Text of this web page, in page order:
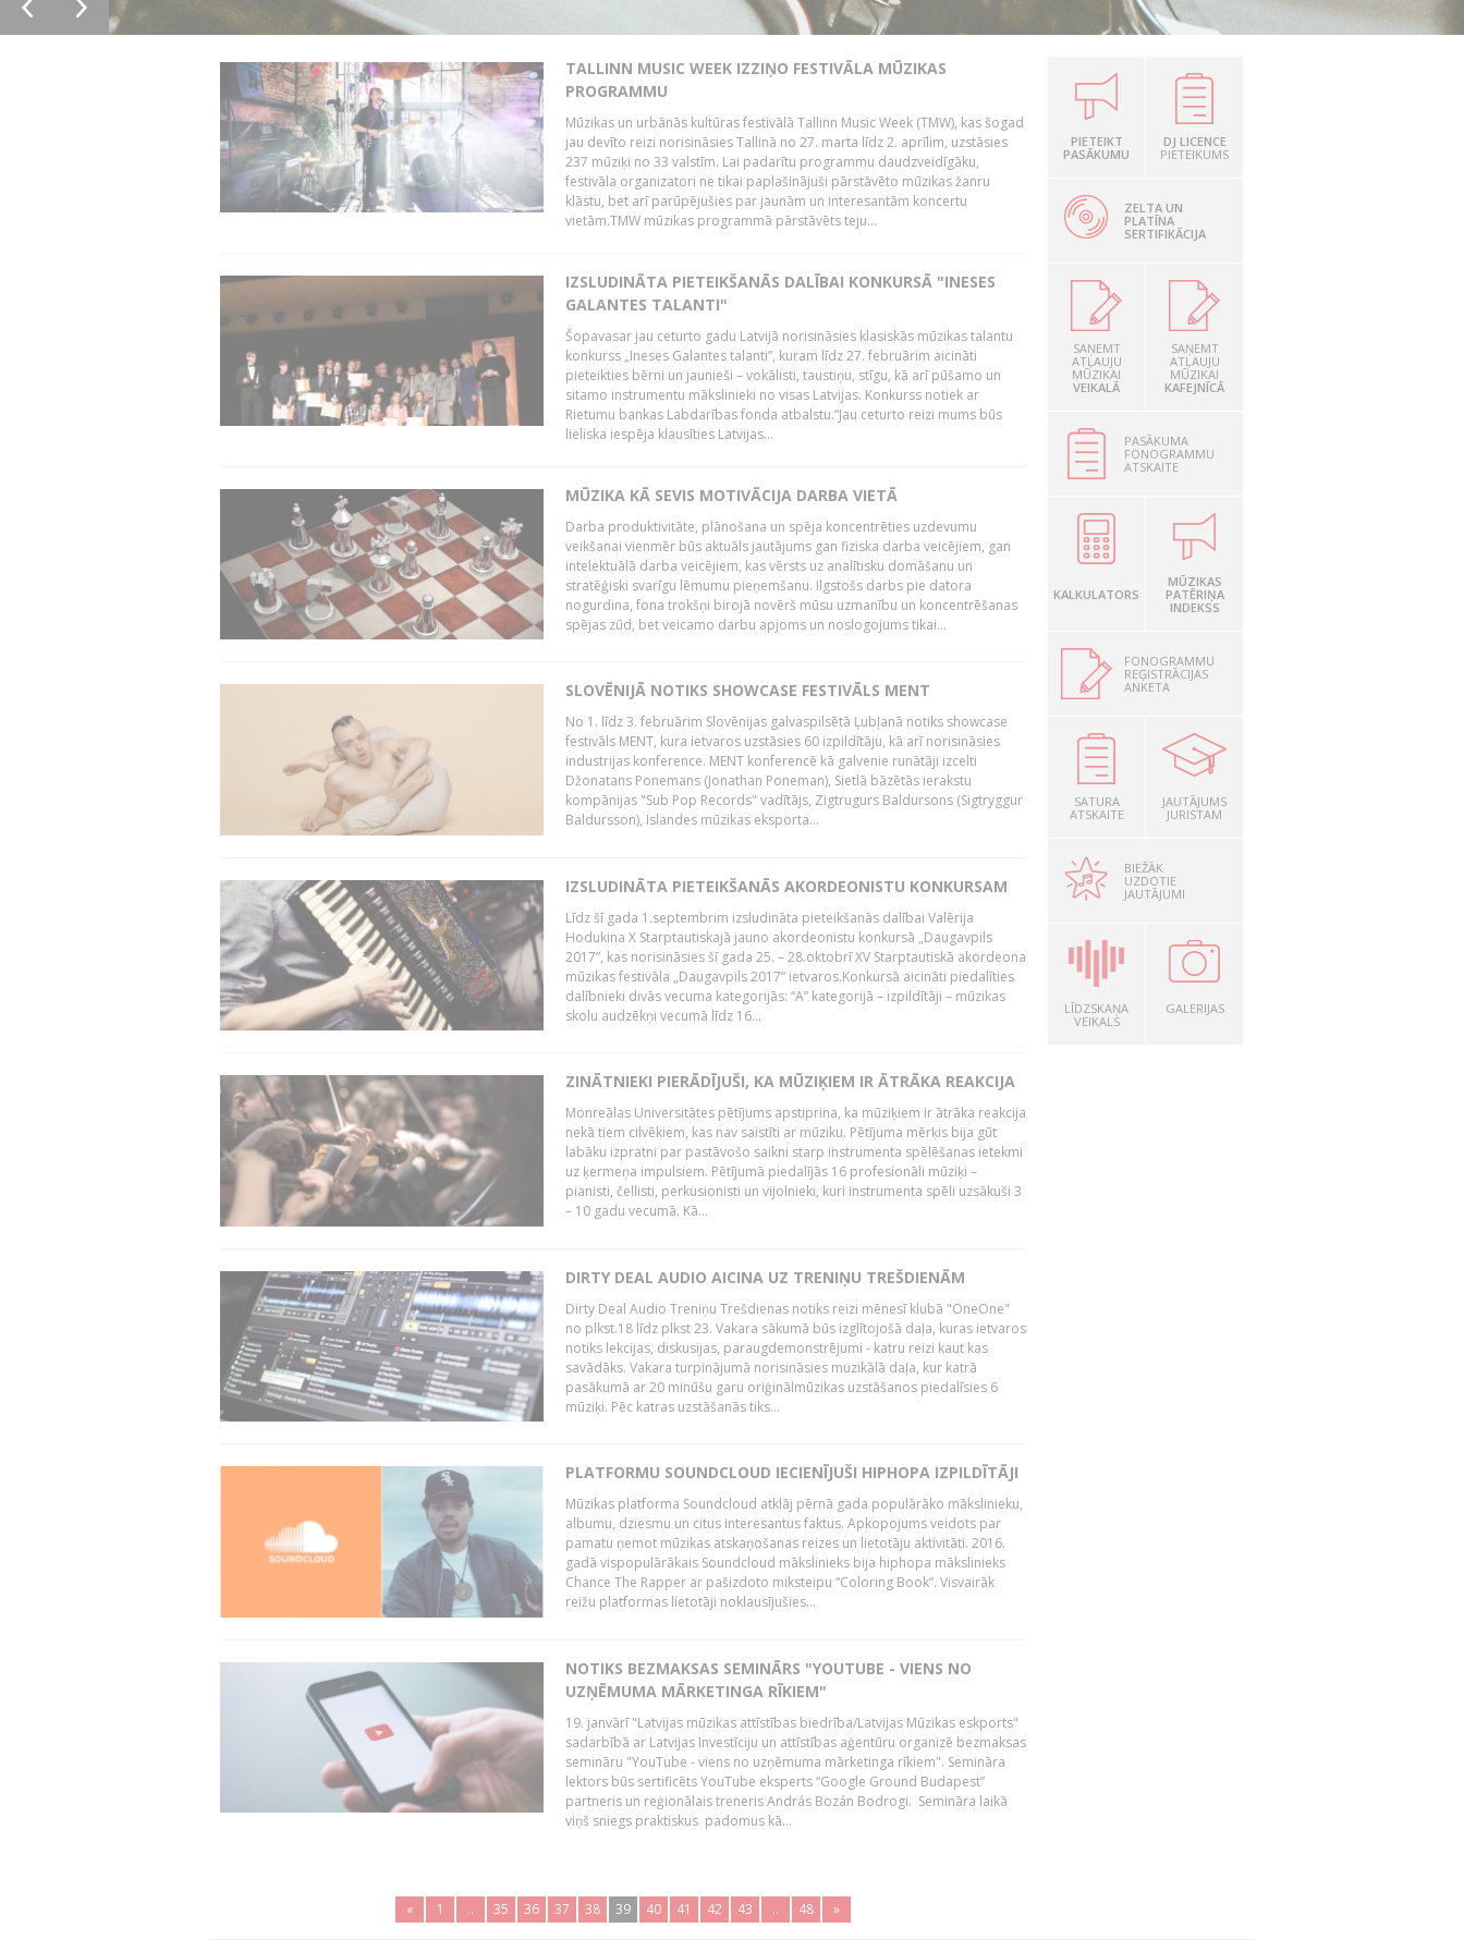
TALLINN MUSIC WEEK IZZIŅO FESTIVĀLA MŪZIKAS
PROGRAMMU
Mūzikas un urbānās kultūras festivālā Tallinn Music Week (TMW), kas šogad
jau devīto reizi norisināsies Tallinā no 27. marta līdz 2. aprīlim, uzstāsies
237 mūziķi no 33 valstīm. Lai padarītu programmu daudzveidīgāku,
festivāla organizatori ne tikai paplašinājuši pārstāvēto mūzikas žanru
klāstu, bet arī parūpējušies par jaunām un interesantām koncertu
vietām.TMW mūzikas programmā pārstāvēts teju...
IZSLUDINĀTA PIETEIKŠANĀS DALĪBAI KONKURSĀ "INESES
GALANTES TALANTI"
Šopavasar jau ceturto gadu Latvijā norisināsies klasiskās mūzikas talantu
konkurss „Ineses Galantes talanti”, kuram līdz 27. februārim aicināti
pieteikties bērni un jaunieši – vokālisti, taustiņu, stīgu, kā arī pūšamo un
sitamo instrumentu mākslinieki no visas Latvijas. Konkurss notiek ar
Rietumu bankas Labdarības fonda atbalstu.“Jau ceturto reizi mums būs
lieliska iespēja klausīties Latvijas...
MŪZIKA KĀ SEVIS MOTIVĀCIJA DARBA VIETĀ
Darba produktivitāte, plānošana un spēja koncentrēties uzdevumu
veikšanai vienmēr būs aktuāls jautājums gan fiziska darba veicējiem, gan
intelektuālā darba veicējiem, kas vērsts uz analītisku domāšanu un
stratēģiski svarīgu lēmumu pieņemšanu. Ilgstošs darbs pie datora
nogurdina, fona trokšņi birojā novērš mūsu uzmanību un koncentrēšanas
spējas zūd, bet veicamo darbu apjoms un noslogojums tikai...
SLOVĒNIJĀ NOTIKS SHOWCASE FESTIVĀLS MENT
No 1. līdz 3. februārim Slovēnijas galvaspilsētā Ļubļanā notiks showcase
festivāls MENT, kura ietvaros uzstāsies 60 izpildītāju, kā arī norisināsies
industrijas konference. MENT konferencē kā galvenie runātāji izcelti
Džonatans Ponemans (Jonathan Poneman), Sietlā bāzētās ierakstu
kompānijas "Sub Pop Records" vadītājs, Zigtrugurs Baldursons (Sigtryggur
Baldursson), Islandes mūzikas eksporta...
IZSLUDINĀTA PIETEIKŠANĀS AKORDEONISTU KONKURSAM
Līdz šī gada 1.septembrim izsludināta pieteikšanās dalībai Valērija
Hodukina X Starptautiskajā jauno akordeonistu konkursā „Daugavpils
2017”, kas norisināsies šī gada 25. – 28.oktobrī XV Starptautiskā akordeona
mūzikas festivāla „Daugavpils 2017” ietvaros.Konkursā aicināti piedalīties
dalībnieki divās vecuma kategorijās: “A” kategorijā – izpildītāji – mūzikas
skolu audzēkņi vecumā līdz 16...
ZINĀTNIEKI PIERĀDĪJUŠI, KA MŪZIĶIEM IR ĀTRĀKA REAKCIJA
Monreālas Universitātes pētījums apstiprina, ka mūziķiem ir ātrāka reakcija
nekā tiem cilvēkiem, kas nav saistīti ar mūziku. Pētījuma mērķis bija gūt
labāku izpratni par pastāvošo saikni starp instrumenta spēlēšanas ietekmi
uz ķermeņa impulsiem. Pētījumā piedalījās 16 profesionāli mūziķi –
pianisti, čellisti, perkusionisti un vijolnieki, kuri instrumenta spēli uzsākuši 3
– 10 gadu vecumā. Kā...
DIRTY DEAL AUDIO AICINA UZ TRENIŅU TREŠDIENĀM
Dirty Deal Audio Treniņu Trešdienas notiks reizi mēnesī klubā "OneOne"
no plkst.18 līdz plkst 23. Vakara sākumā būs izglītojošā daļa, kuras ietvaros
notiks lekcijas, diskusijas, paraugdemonstrējumi - katru reizi kaut kas
savādāks. Vakara turpinājumā norisināsies muzikālā daļa, kur katrā
pasākumā ar 20 minūšu garu oriģinālmūzikas uzstāšanos piedalīsies 6
mūziķi. Pēc katras uzstāšanās tiks...
PLATFORMU SOUNDCLOUD IECIENĪJUŠI HIPHOPA IZPILDĪTĀJI
Mūzikas platforma Soundcloud atklāj pērnā gada populārāko mākslinieku,
albumu, dziesmu un citus interesantus faktus. Apkopojums veidots par
pamatu ņemot mūzikas atskaņošanas reizes un lietotāju aktivitāti. 2016.
gadā vispopulārākais Soundcloud mākslinieks bija hiphopa mākslinieks
Chance The Rapper ar pašizdoto miksteipu “Coloring Book”. Visvairāk
reižu platformas lietotāji noklausījušies...
NOTIKS BEZMAKSAS SEMINĀRS "YOUTUBE - VIENS NO
UZŅĒMUMA MĀRKETINGA RĪKIEM"
19. janvārī "Latvijas mūzikas attīstības biedrība/Latvijas Mūzikas eskports"
sadarbībā ar Latvijas Investīciju un attīstības aģentūru organizē bezmaksas
semināru "YouTube - viens no uzņēmuma mārketinga rīkiem". Semināra
lektors būs sertificēts YouTube eksperts “Google Ground Budapest”
partneris un reģionālais treneris András Bozán Bodrogi. Semināra laikā
viņš sniegs praktiskus padomus kā...
« 1 .. 35 36 37 38 39 40 41 42 43 .. 48 »
PIETEIKT
PASĀKUMU
DJ LICENCE
PIETEIKUMS
ZELTA UN
PLATĪNA
SERTIFIKĀCIJA
SAŅEMT
ATĻAUJU
MŪZIKAI
VEIKALĀ
SAŅEMT
ATĻAUJU
MŪZIKAI
KAFEJNĪCĀ
PASĀKUMA
FONOGRAMMU
ATSKAITE
KALKULATORS
MŪZIKAS
PATĒRIŅA
INDEKSS
FONOGRAMMU
REĢISTRĀCIJAS
ANKETA
SATURA
ATSKAITE
JAUTĀJUMS
JURISTAM
BIEŽĀK
UZDOTIE
JAUTĀJUMI
LĪDZSKAŅA
VEIKALS
GALERIJAS